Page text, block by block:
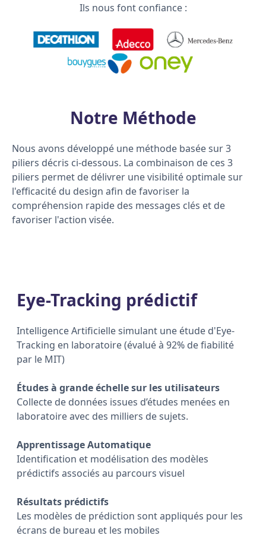
Ils nous font confiance :
Notre Méthode
Nous avons développé une méthode basée sur 3
piliers décris ci-dessous. La combinaison de ces 3
piliers permet de délivrer une visibilité optimale sur
l'efficacité du design afin de favoriser la
compréhension rapide des messages clés et de
favoriser l'action visée.
Eye-Tracking prédictif
Intelligence Artificielle simulant une étude d'Eye-
Tracking en laboratoire (évalué à 92% de fiabilité
par le MIT)
Études à grande échelle sur les utilisateurs
Collecte de données issues d’études menées en
laboratoire avec des milliers de sujets.
Apprentissage Automatique
Identification et modélisation des modèles
prédictifs associés au parcours visuel
Résultats prédictifs
Les modèles de prédiction sont appliqués pour les
écrans de bureau et les mobiles